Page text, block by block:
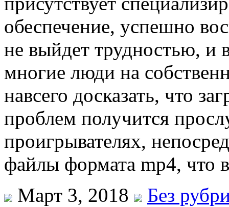
обеспечение, успешно
не выйдет трудностью, и
многие люди на
навсего досказать, что
проблем получится
проигрывателях,
файлы формата mp4, что
Март 3, 2018
Без